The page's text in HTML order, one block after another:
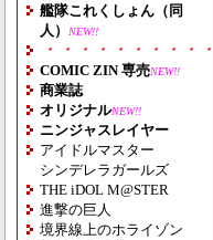
艦隊これくしょん（同
人）
NEW!!
・・・・・・・・・
COMIC ZIN 専売NEW!!
商業誌
オリジナルNEW!!
ニンジャスレイヤー
アイドルマスター
シンデレラガールズ
THE iDOL M@STER
進撃の巨人
境界線上のホライゾン